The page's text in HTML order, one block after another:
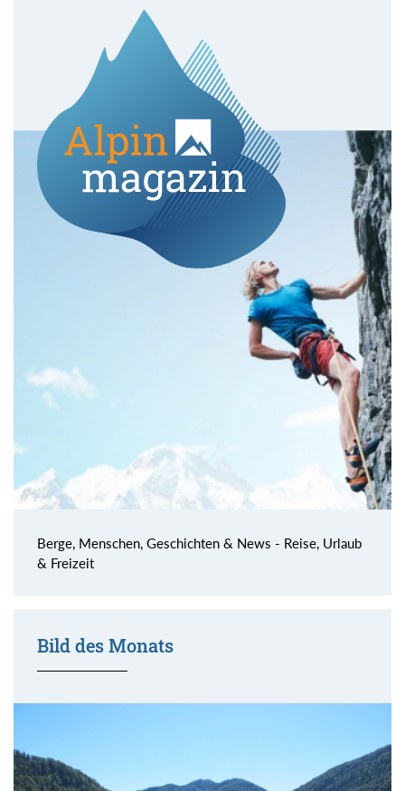
Berge, Menschen, Geschichten & News - Reise, Urlaub
& Freizeit
Bild des Monats